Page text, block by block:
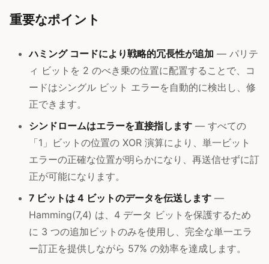
重要なポイント
ハミング コードにより戦略的冗長性が追加 — パリテ
ィ ビットを 2 のべき乗の位置に配置することで、コ
ードはシングル ビット エラーを自動的に検出し、修
正できます。
シンドロームはエラーを直接指します — すべての
「1」ビットの位置の XOR 演算により、単一ビット
エラーの正確な位置が明らかになり、再送信せずに訂
正が可能になります。
7 ビットは 4 ビットのデータを伝送します —
Hamming(7,4) は、4 データ ビットを保護するため
に 3 つの追加ビットのみを使用し、完全な単一エラ
ー訂正を提供しながら 57% の効率を達成します。